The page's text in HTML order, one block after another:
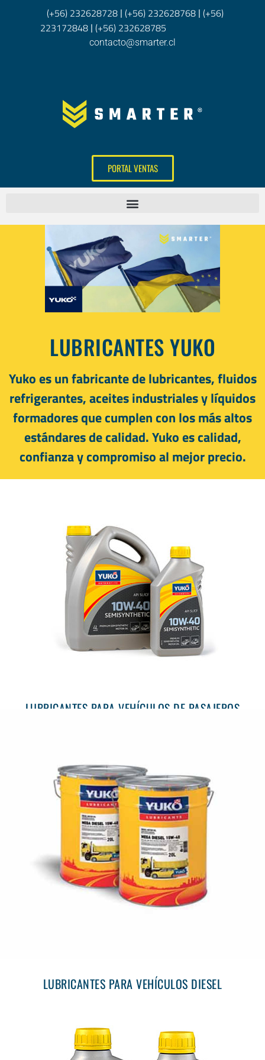
(+56) 232628728| (+56) 232628768| (+56)
223172848| (+56) 232628785
contacto@smarter.cl
PORTAL VENTAS
LUBRICANTES YUKO
Yuko es un fabricante de lubricantes, fluidos
refrigerantes, aceites industriales y líquidos
formadores que cumplen con los más altos
estándares de calidad. Yuko es calidad,
confianza y compromiso al mejor precio.
LUBRICANTES PARA VEHÍCULOS DE PASAJEROS
LUBRICANTES PARA VEHÍCULOS DIESEL